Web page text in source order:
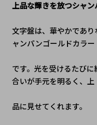
上品な輝きを放つシャ
文字盤は、華やかであ
ャンパンゴールドカラー
です。光を受けるたび
合いが手元を明るく、上
品に見せてくれます。